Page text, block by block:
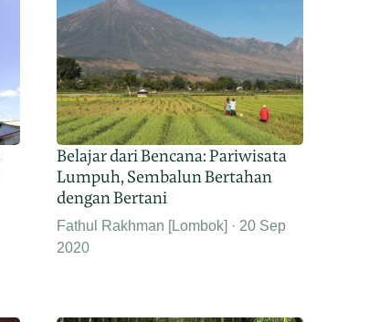
Belajar dari Bencana: Pariwisata
Lumpuh, Sembalun Bertahan
dengan Bertani
Fathul Rakhman [Lombok]
20 Sep
2020